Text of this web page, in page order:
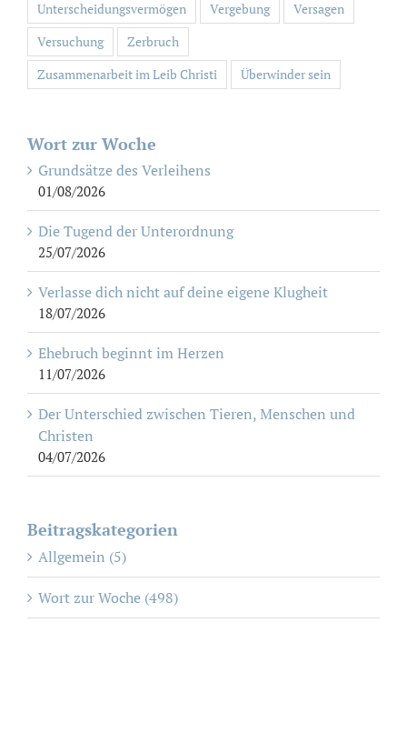
Unterscheidungsvermögen Vergebung
Versagen
Versuchung
Zerbruch
Zusammenarbeit im Leib Christi
Überwinder sein
Wort zur Woche
Grundsätze des Verleihens
01/08/2026
Die Tugend der Unterordnung
25/07/2026
Verlasse dich nicht auf deine eigene Klugheit
18/07/2026
Ehebruch beginnt im Herzen
11/07/2026
Der Unterschied zwischen Tieren, Menschen und
Christen
04/07/2026
Beitragskategorien
Allgemein (5)
Wort zur Woche (498)